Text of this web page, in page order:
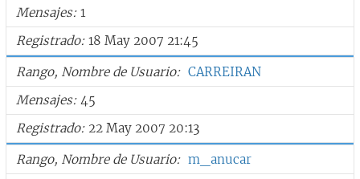
Mensajes 1
Registrado 18 May 2007 21:45
Rango, Nombre de Usuario
CARREIRAN
Mensajes 45
Registrado 22 May 2007 20:13
Rango, Nombre de Usuario
m_anucar